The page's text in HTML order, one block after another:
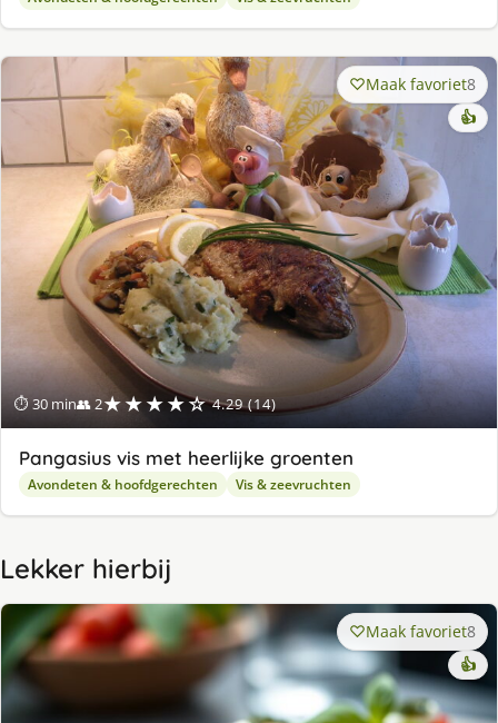
⏱ 30 min👥 2★★★★☆ 4.29 (14)
Maak favoriet8
👍
Pangasius vis met heerlijke groenten
Avondeten & hoofdgerechten Vis & zeevruchten
Lekker hierbij
Maak favoriet8
👍